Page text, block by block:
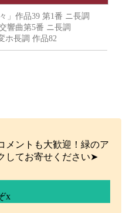
」作品39 第1番 ニ長調
響曲第5番 ニ長調
ホ長調 作品82
メントも大歓迎！緑のア
してお寄せください➤
x